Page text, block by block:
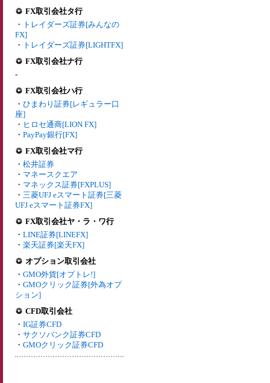
FX取引会社タ行
・ トレイダーズ証券[みんなの
FX]
・ トレイダーズ証券[LIGHTFX]
FX取引会社ナ行
-
FX取引会社ハ行
・ ひまわり証券[レギュラー口
座]
・ ヒロセ通商[LION FX]
・ PayPay銀行[FX]
FX取引会社マ行
・ 松井証券
・ マネースクエア
・ マネックス証券[FXPLUS]
・ 三菱UFJ eスマート証券[三菱
UFJ eスマート証券FX]
FX取引会社ヤ・ラ・ワ行
・ LINE証券[LINEFX]
・ 楽天証券[楽天FX]
オプション取引会社
・ GMO外貨[オプトレ!]
・ GMOクリック証券[外為オプ
ション]
CFD取引会社
・ IG証券CFD
・ サクソバンク証券CFD
・ GMOクリック証券CFD